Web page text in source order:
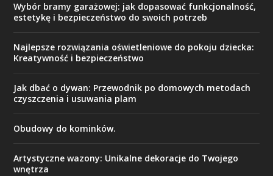
Wybór bramy garażowej: jak dopasować funkcjonalność,
estetykę i bezpieczeństwo do swoich potrzeb
Najlepsze rozwiązania oświetleniowe do pokoju dziecka:
Kreatywność i bezpieczeństwo
Jak dbać o dywan: Przewodnik po domowych metodach
czyszczenia i usuwania plam
Obudowy do kominków.
Artystyczne wazony: Unikalne dekoracje do Twojego
wnętrza